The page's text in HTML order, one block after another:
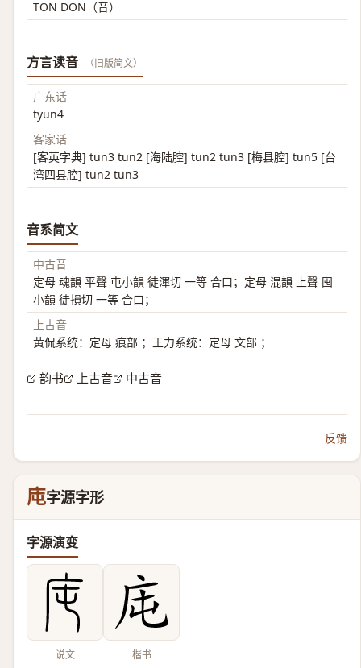
TON DON（音）
方言读音 （旧版简文）
广东话
tyun4
客家话
[客英字典] tun3 tun2 [海陆腔] tun2 tun3 [梅县腔] tun5 [台
湾四县腔] tun2 tun3
音系简文
中古音
定母 魂韻 平聲 屯小韻 徒渾切 一等 合口；定母 混韻 上聲 囤
小韻 徒損切 一等 合口；
上古音
黄侃系统：定母 痕部 ；王力系统：定母 文部 ；
韵书 上古音 中古音
反馈
庉字源字形
字源演变
说文 楷书